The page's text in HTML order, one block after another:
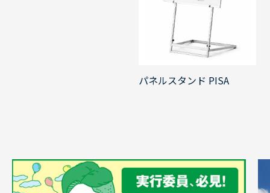
パネルスタンド PISA